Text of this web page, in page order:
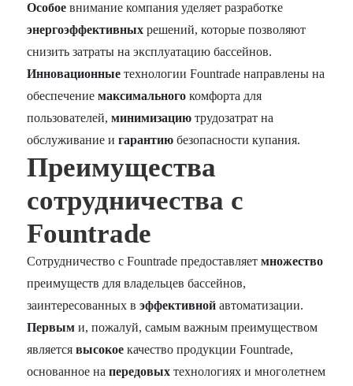
Особое внимание компания уделяет разработке
энергоэффективных решений, которые позволяют
снизить затраты на эксплуатацию бассейнов.
Инновационные технологии Fountrade направлены на
обеспечениемаксимального комфорта для
пользователей,минимизацию трудозатрат на
обслуживание игарантию безопасности купания.
Преимущества
сотрудничества с
Fountrade
Сотрудничество с Fountrade предоставляетмножество
преимуществ для владельцев бассейнов,
заинтересованных вэффективной автоматизации.
Первым и, пожалуй, самым важным преимуществом
являетсявысокое качество продукции Fountrade,
основанное напередовых технологиях и многолетнем